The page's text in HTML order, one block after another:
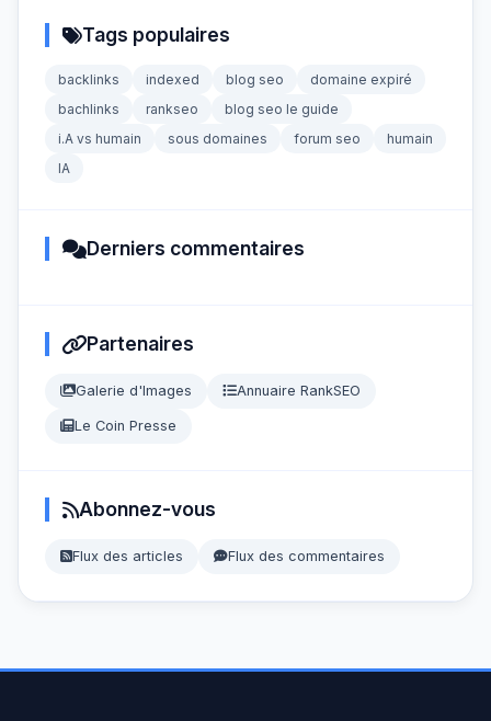
Tags populaires
backlinks indexed blog seo
domaine expiré
bachlinks
rankseo
blog seo le guide
i.A vs humain
sous domaines forum seo
humain
IA
Derniers commentaires
Partenaires
Galerie d'Images Annuaire RankSEO
Le Coin Presse
Abonnez-vous
Flux des articles Flux des commentaires